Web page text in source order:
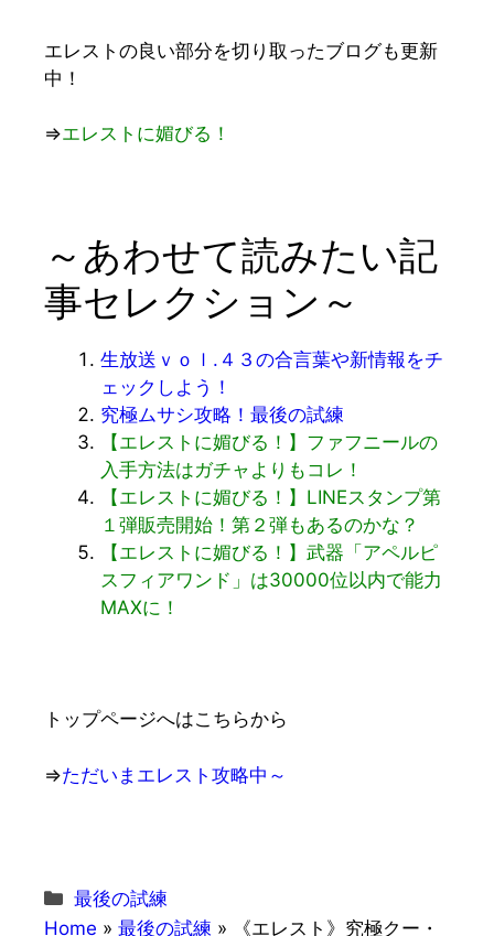
エレストの良い部分を切り取ったブログも更新
中！
⇒エレストに媚びる！
～あわせて読みたい記
事セレクション～
生放送ｖｏｌ.４３の合言葉や新情報をチ
ェックしよう！
究極ムサシ攻略！最後の試練
【エレストに媚びる！】ファフニールの
入手方法はガチャよりもコレ！
【エレストに媚びる！】LINEスタンプ第
１弾販売開始！第２弾もあるのかな？
【エレストに媚びる！】武器「アペルピ
スフィアワンド」は30000位以内で能力
MAXに！
トップページへはこちらから
⇒ただいまエレスト攻略中～
カ
テ
最後の試練
Home » 最後の試練 »
《エレスト》究極クー・